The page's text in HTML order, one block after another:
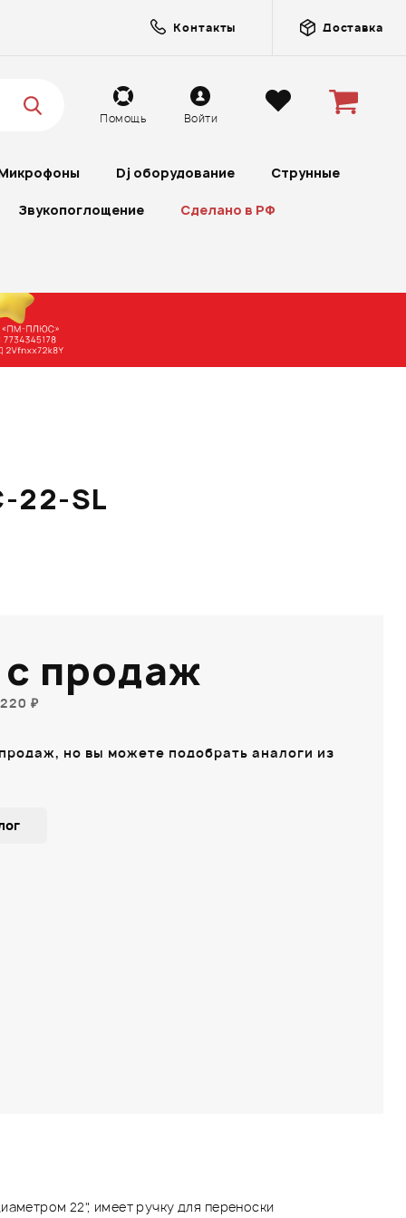
Контакты Доставка
Помощь Войти
Dj оборудование Струнные
Звукопоглощение Сделано в РФ
22-SL
22", имеет ручку для переноски
продаж
₽
но вы можете подобрать аналоги из